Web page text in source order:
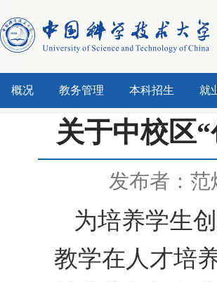
概况 教务管理 本科招生 就
关于中校区
发布者：范
为培养学生
教学在人才培